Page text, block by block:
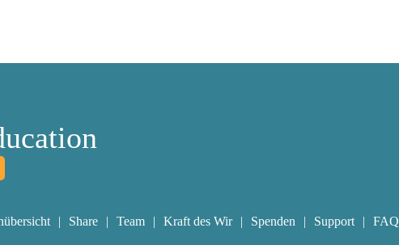
Share Team Kraft des Wir Spenden Support FAQ